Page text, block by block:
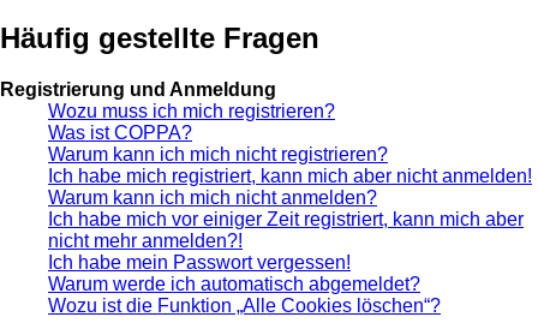
Häufig gestellte Fragen
Registrierung und Anmeldung
Wozu muss ich mich registrieren?
Was ist COPPA?
Warum kann ich mich nicht registrieren?
Ich habe mich registriert, kann mich aber nicht anmelden!
Warum kann ich mich nicht anmelden?
Ich habe mich vor einiger Zeit registriert, kann mich aber
nicht mehr anmelden?!
Ich habe mein Passwort vergessen!
Warum werde ich automatisch abgemeldet?
Wozu ist die Funktion „Alle Cookies löschen“?